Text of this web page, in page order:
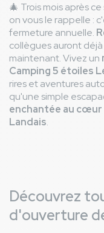
🎄 Trois mois après
on vous le rappelle :
fermeture annuelle.
collègues auront
maintenant. Vivez un
Camping 5 étoiles
rires et aventures
qu'une simple
enchantée au
Landais.
Découvrez
d'ouverture